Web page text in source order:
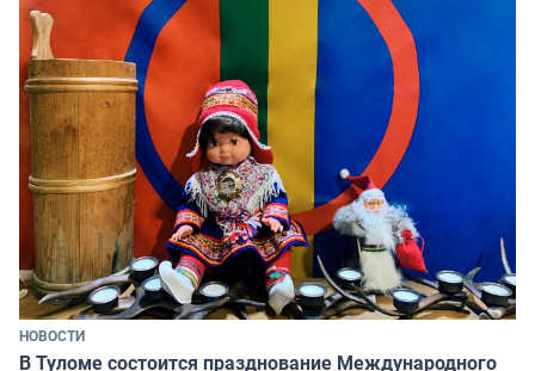
НОВОСТИ
В Туломе состоится празднование Международного